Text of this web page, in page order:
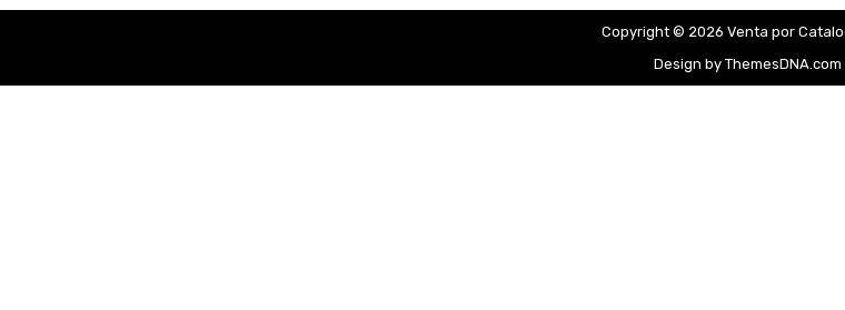
Copyright © 2026 Venta por
Design by ThemesDNA.com